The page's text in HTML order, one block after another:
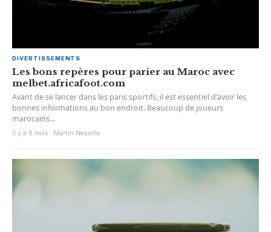
DIVERTISSEMENTS
Les bons repères pour parier au Maroc avec
melbet.africafoot.com
Avant de se lancer dans les paris sportifs, il est essentiel d’avoir les
bonnes informations au bon endroit. Beaucoup de joueurs
marocains...
Il y a 8 mois · Martin Neuville